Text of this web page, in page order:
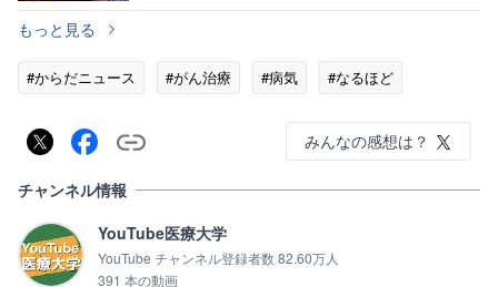
もっと見る
#からだニュース #がん治療 #病気 #なるほど
みんなの感想は？
チャンネル情報
YouTube医療大学
YouTube チャンネル登録者数 82.60万人
391 本の動画